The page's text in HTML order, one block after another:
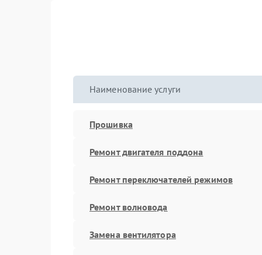
Наименование услуги
Прошивка
Ремонт двигателя поддона
Ремонт переключателей режимов
Ремонт волновода
Замена вентилятора